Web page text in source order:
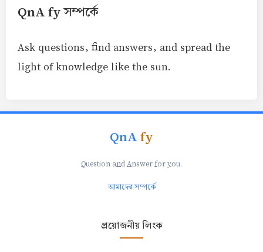
QnA fy সম্পর্কে
Ask questions, find answers, and spread the
light of knowledge like the sun.
QnAfy
Question andAnswer foryou.
আমাদের সম্পর্কে
প্রয়োজনীয় লিংক